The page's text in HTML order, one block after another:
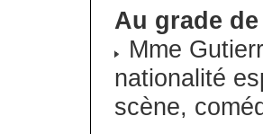
Au grade
Mme
nationalité
scène,